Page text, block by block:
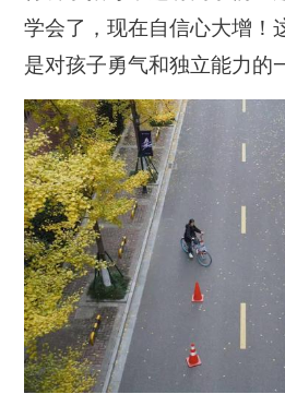
学会了，现在自信心大增！
是对孩子勇气和独立能力的